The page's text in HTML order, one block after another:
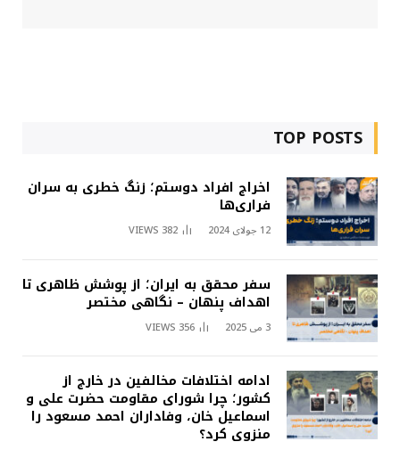
TOP POSTS
اخراج افراد دوستم؛ زنگ خطری به سران
فراری‌ها
12 جولای 2024 382
VIEWS
سفر محقق به ایران؛ از پوشش ظاهری تا
اهداف پنهان – نگاهی مختصر
3 می 2025 356
VIEWS
ادامه اختلافات مخالفین در خارج از
کشور؛ چرا شورای مقاومت حضرت علی و
اسماعیل خان، وفاداران احمد مسعود را
منزوی کرد؟